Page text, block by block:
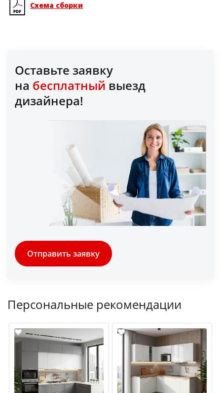
Схема сборки
Оставьте заявку
на бесплатный выезд
дизайнера!
Отправить заявку
Персональные рекомендации